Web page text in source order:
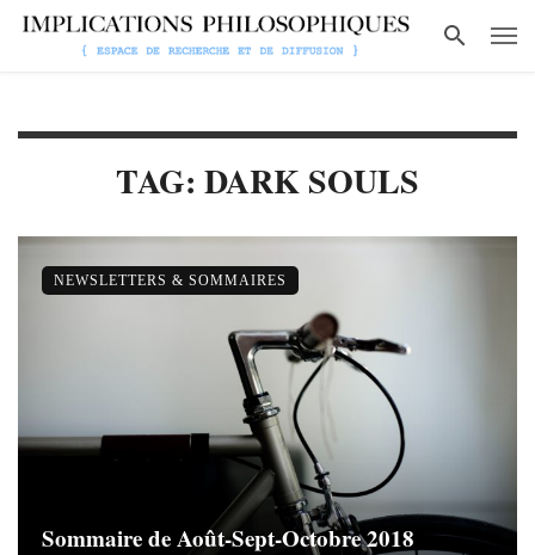
TAG: DARK SOULS
Sommaire de Août-Sept-Octobre 2018
NEWSLETTERS & SOMMAIRES